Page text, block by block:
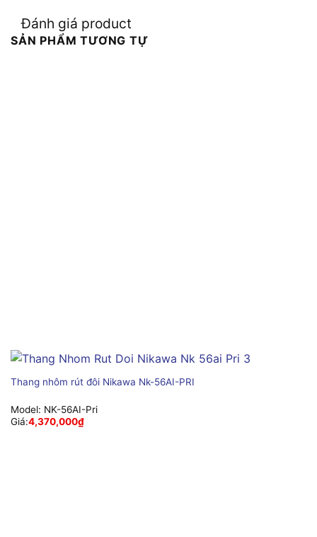
Đánh giá product
SẢN PHẨM TƯƠNG TỰ
Thang nhôm rút đôi Nikawa Nk-56AI-PRI
Model: NK-56AI-Pri
Giá:4,370,000₫